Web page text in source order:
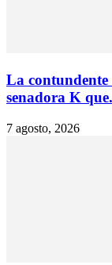
La contundente
senadora K
7 agosto, 2026